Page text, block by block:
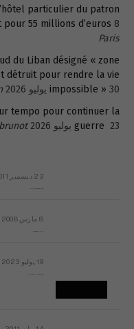
particulier du patron
pour 55 millions d’euros 8 أغسطس 2026
Paris
du Liban désigné « zone
détruit pour rendre la vie
impossible » 30 يوليو 2026
tempo pour continuer la
guerre 23 يوليو 2026
23 ديسمبر 2011
8 مارس 2008
19 يوليو 2023